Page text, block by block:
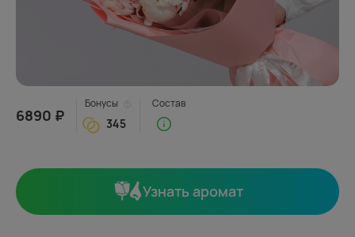
6890 ₽
Бонусы
345
Состав
Узнать аромат